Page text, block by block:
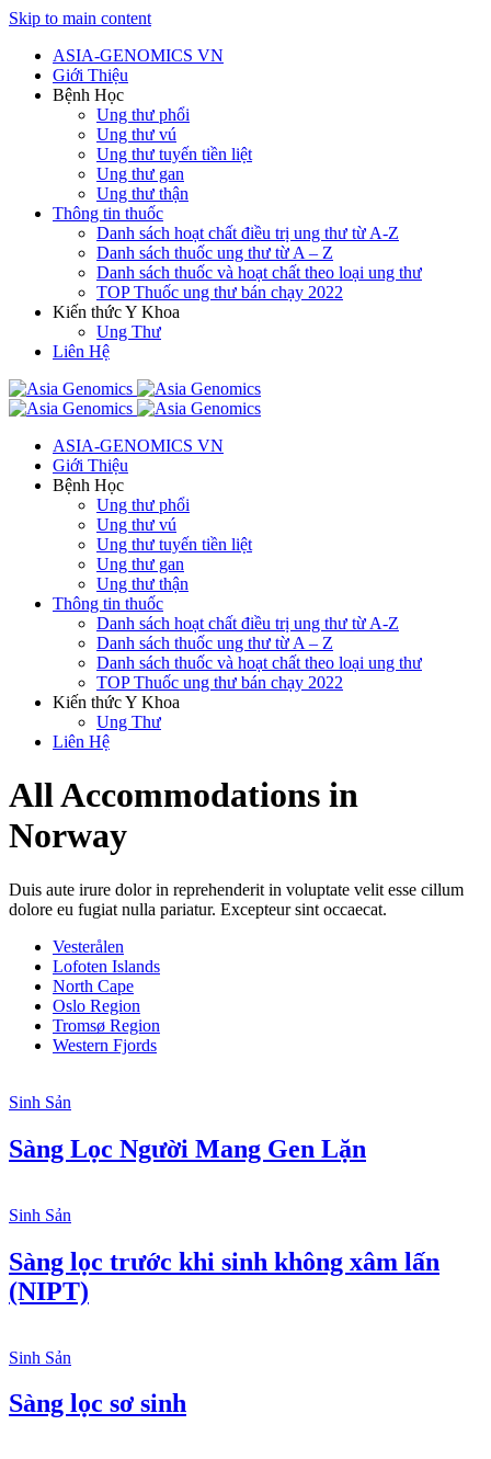
Skip to main content
ASIA-GENOMICS VN
Giới Thiệu
Bệnh Học
Ung thư phổi
Ung thư vú
Ung thư tuyến tiền liệt
Ung thư gan
Ung thư thận
Thông tin thuốc
Danh sách hoạt chất điều trị ung thư từ A-Z
Danh sách thuốc ung thư từ A – Z
Danh sách thuốc và hoạt chất theo loại ung thư
TOP Thuốc ung thư bán chạy 2022
Kiến thức Y Khoa
Ung Thư
Liên Hệ
ASIA-GENOMICS VN
Giới Thiệu
Bệnh Học
Ung thư phổi
Ung thư vú
Ung thư tuyến tiền liệt
Ung thư gan
Ung thư thận
Thông tin thuốc
Danh sách hoạt chất điều trị ung thư từ A-Z
Danh sách thuốc ung thư từ A – Z
Danh sách thuốc và hoạt chất theo loại ung thư
TOP Thuốc ung thư bán chạy 2022
Kiến thức Y Khoa
Ung Thư
Liên Hệ
All Accommodations in
Norway
Duis aute irure dolor in reprehenderit in voluptate velit esse cillum
dolore eu fugiat nulla pariatur. Excepteur sint occaecat.
Vesterålen
Lofoten Islands
North Cape
Oslo Region
Tromsø Region
Western Fjords
Sinh Sản
Sàng Lọc Người Mang Gen Lặn
Sinh Sản
Sàng lọc trước khi sinh không xâm lấn
(NIPT)
Sinh Sản
Sàng lọc sơ sinh